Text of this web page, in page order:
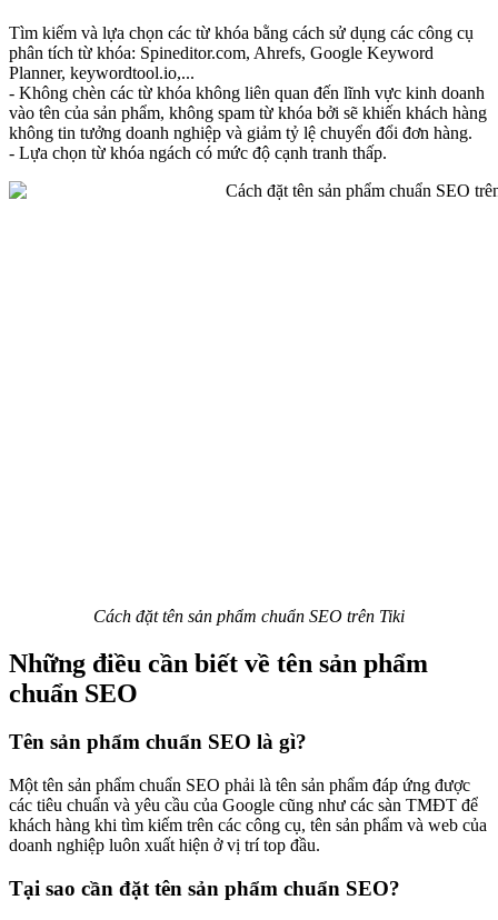
Tìm kiếm và lựa chọn các từ khóa bằng cách sử dụng các công cụ
phân tích từ khóa: Spineditor.com, Ahrefs, Google Keyword
Planner, keywordtool.io,...
- Không chèn các từ khóa không liên quan đến lĩnh vực kinh doanh
vào tên của sản phẩm, không spam từ khóa bởi sẽ khiến khách hàng
không tin tưởng doanh nghiệp và giảm tỷ lệ chuyển đổi đơn hàng.
- Lựa chọn từ khóa ngách có mức độ cạnh tranh thấp.
Cách đặt tên sản phẩm chuẩn SEO trên Tiki
Những điều cần biết về tên sản phẩm
chuẩn SEO
Tên sản phẩm chuẩn SEO là gì?
Một tên sản phẩm chuẩn SEO phải là tên sản phẩm đáp ứng được
các tiêu chuẩn và yêu cầu của Google cũng như các sàn TMĐT để
khách hàng khi tìm kiếm trên các công cụ, tên sản phẩm và web của
doanh nghiệp luôn xuất hiện ở vị trí top đầu.
Tại sao cần đặt tên sản phẩm chuẩn SEO?